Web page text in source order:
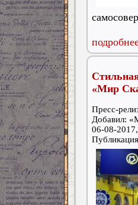
«Мир
Пресс-
Добавил:
06-08-